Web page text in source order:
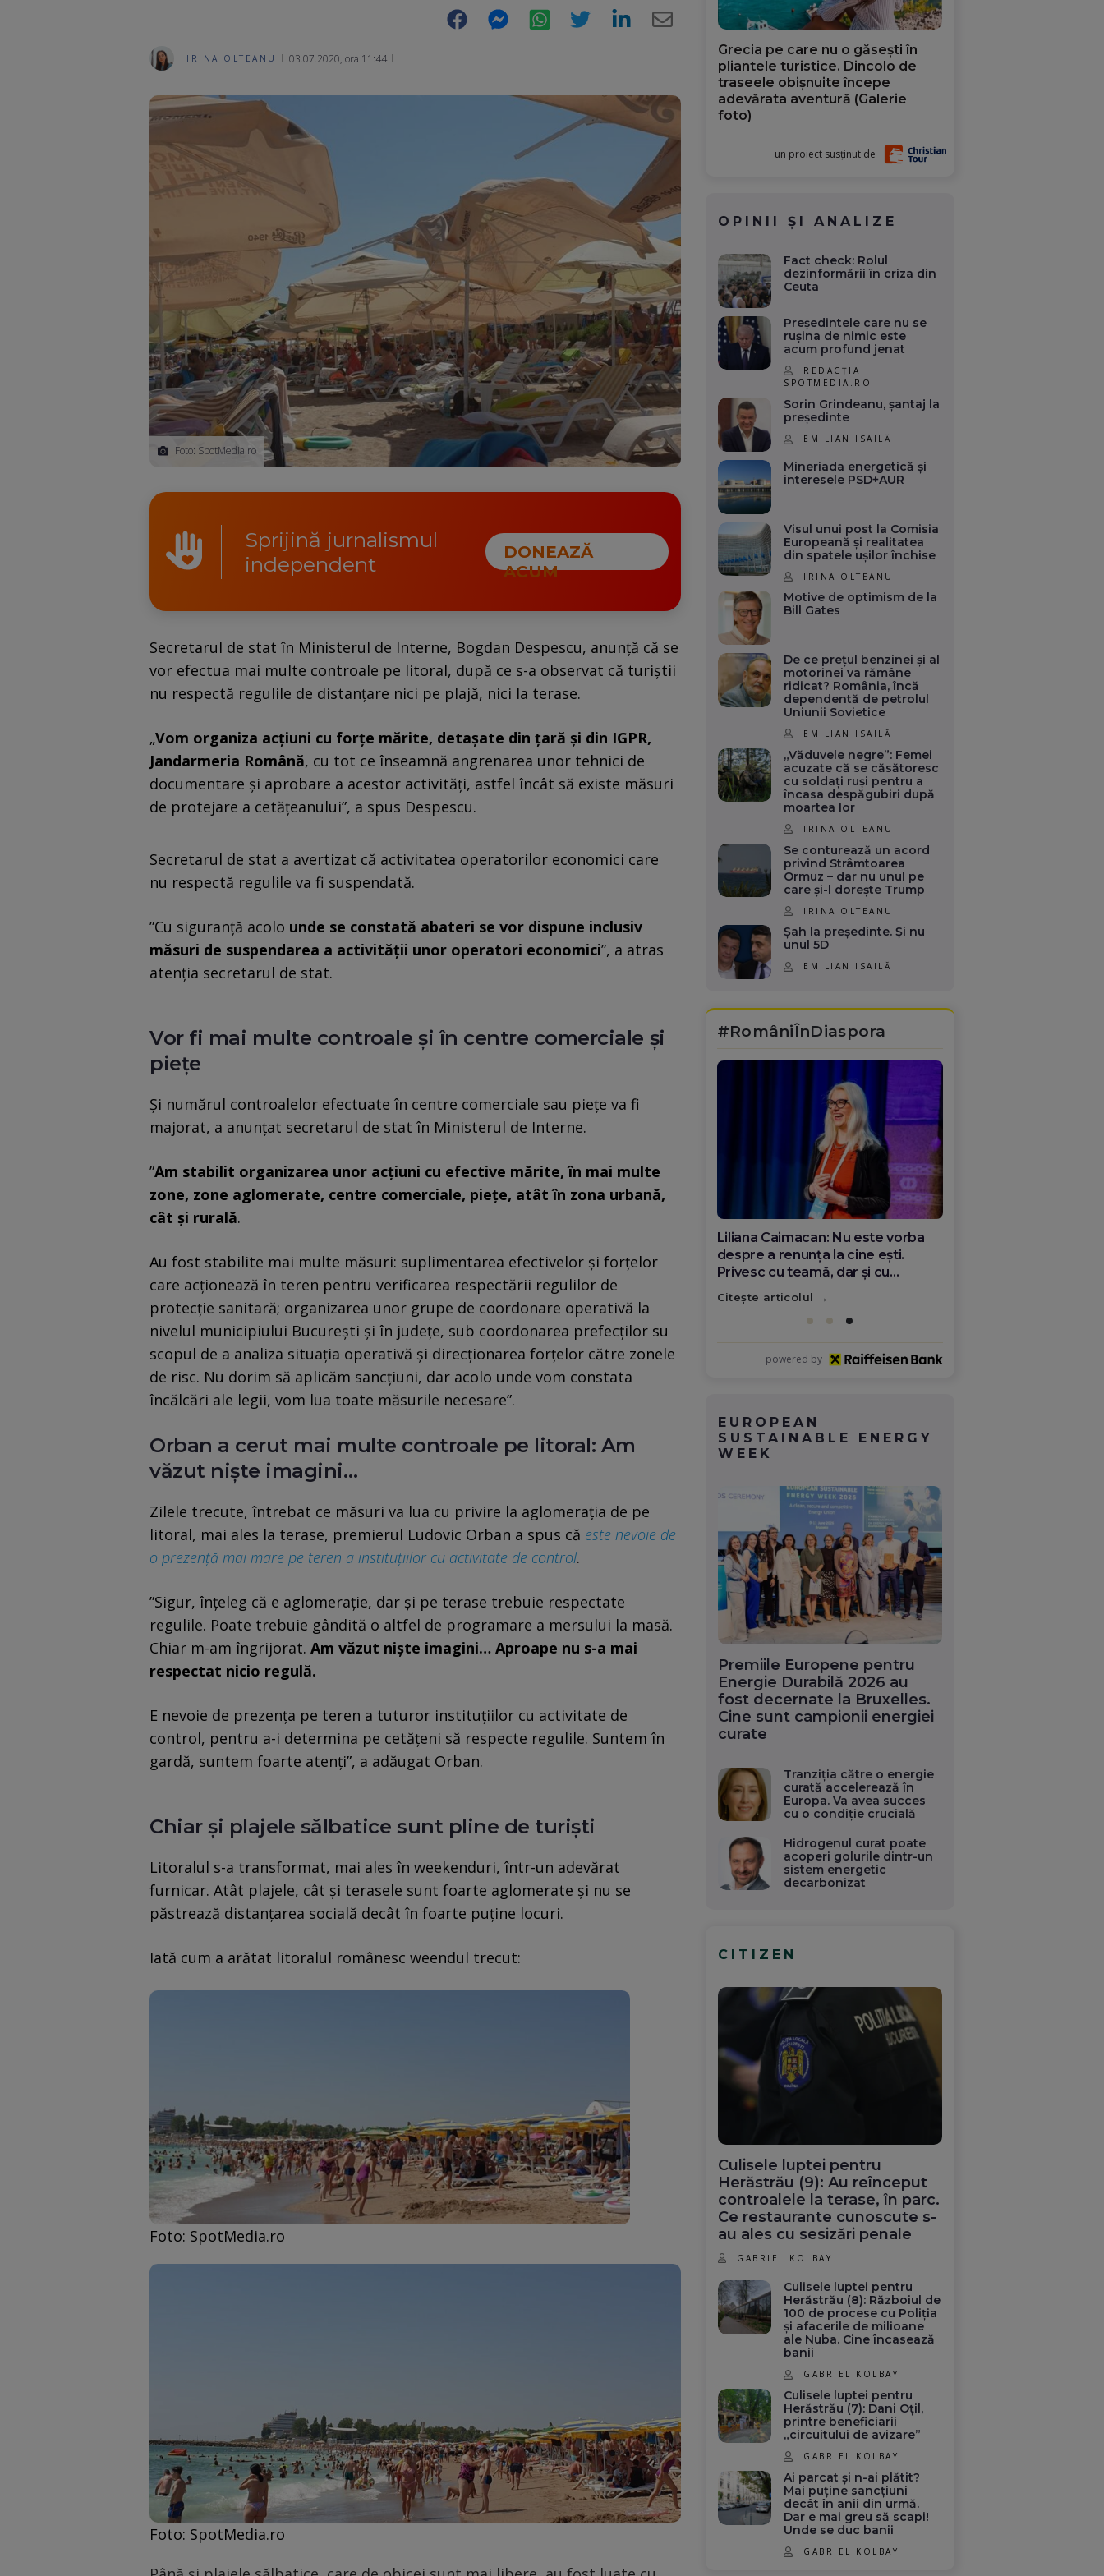
Facebook Messenger WhatsApp Twitter LinkedIn
IRINA OLTEANU 03.07.2020, ora 11:44
Foto: SpotMedia.ro
Sprijină jurnalismul
independent
DONEAZĂ
ACUM
Secretarul de stat în Ministerul de Interne, Bogdan Despescu, anunță că se
vor efectua mai multe controale pe litoral, după ce s-a observat că turiștii
nu respectă regulile de distanțare nici pe plajă, nici la terase.
„Vom organiza acţiuni cu forţe mărite, detaşate din ţară şi din IGPR,
Jandarmeria Română, cu tot ce înseamnă angrenarea unor tehnici de
documentare şi aprobare a acestor activităţi, astfel încât să existe măsuri
de protejare a cetăţeanului”, a spus Despescu.
Secretarul de stat a avertizat că activitatea operatorilor economici care
nu respectă regulile va fi suspendată.
”Cu siguranță acolo unde se constată abateri se vor dispune inclusiv
măsuri de suspendarea a activității unor operatori economici”, a atras
atenția secretarul de stat.
Vor fi mai multe controale și în centre comerciale și
piețe
Și numărul controalelor efectuate în centre comerciale sau piețe va fi
majorat, a anunțat secretarul de stat în Ministerul de Interne.
”Am stabilit organizarea unor acţiuni cu efective mărite, în mai multe
zone, zone aglomerate, centre comerciale, pieţe, atât în zona urbană,
cât şi rurală.
Au fost stabilite mai multe măsuri: suplimentarea efectivelor şi forţelor
care acţionează în teren pentru verificarea respectării regulilor de
protecţie sanitară; organizarea unor grupe de coordonare operativă la
nivelul municipiului Bucureşti şi în judeţe, sub coordonarea prefecţilor su
scopul de a analiza situaţia operativă şi direcţionarea forţelor către zonele
de risc. Nu dorim să aplicăm sancţiuni, dar acolo unde vom constata
încălcări ale legii, vom lua toate măsurile necesare”.
Orban a cerut mai multe controale pe litoral: Am
văzut niște imagini…
Zilele trecute, întrebat ce măsuri va lua cu privire la aglomerația de pe
litoral, mai ales la terase, premierul Ludovic Orban a spus că este nevoie de
o prezență mai mare pe teren a instituțiilor cu activitate de control.
”Sigur, înțeleg că e aglomerație, dar și pe terase trebuie respectate
regulile. Poate trebuie gândită o altfel de programare a mersului la masă.
Chiar m-am îngrijorat. Am văzut niște imagini… Aproape nu s-a mai
respectat nicio regulă.
E nevoie de prezența pe teren a tuturor instituțiilor cu activitate de
control, pentru a-i determina pe cetățeni să respecte regulile. Suntem în
gardă, suntem foarte atenți”, a adăugat Orban.
Chiar și plajele sălbatice sunt pline de turiști
Litoralul s-a transformat, mai ales în weekenduri, într-un adevărat
furnicar. Atât plajele, cât și terasele sunt foarte aglomerate și nu se
păstrează distanțarea socială decât în foarte puține locuri.
Iată cum a arătat litoralul românesc weendul trecut:
Foto: SpotMedia.ro
Foto: SpotMedia.ro
Grecia pe care nu o găsești în
pliantele turistice. Dincolo de
traseele obișnuite începe
adevărata aventură (Galerie
foto)
un proiect susținut de
OPINII ȘI ANALIZE
Fact check: Rolul
dezinformării în criza din
Ceuta
Președintele care nu se
rușina de nimic este
acum profund jenat
REDACȚIA
SPOTMEDIA.RO
Sorin Grindeanu, șantaj la
președinte
EMILIAN ISAILĂ
Mineriada energetică și
interesele PSD+AUR
Visul unui post la Comisia
Europeană și realitatea
din spatele ușilor închise
IRINA OLTEANU
Motive de optimism de la
Bill Gates
De ce prețul benzinei și al
motorinei va rămâne
ridicat? România, încă
dependentă de petrolul
Uniunii Sovietice
EMILIAN ISAILĂ
„Văduvele negre”: Femei
acuzate că se căsătoresc
cu soldați ruși pentru a
încasa despăgubiri după
moartea lor
IRINA OLTEANU
Se conturează un acord
privind Strâmtoarea
Ormuz – dar nu unul pe
care și-l dorește Trump
IRINA OLTEANU
Șah la președinte. Și nu
unul 5D
EMILIAN ISAILĂ
#RomâniÎnDiaspora
Diana Olar, românca de la Google
care demonstrează că diaspora
poate schimba România
Citește articolul
powered by
EUROPEAN
SUSTAINABLE ENERGY
WEEK
Premiile Europene pentru
Energie Durabilă 2026 au
fost decernate la Bruxelles.
Cine sunt campionii energiei
curate
Tranziția către o energie
curată accelerează în
Europa. Va avea succes
cu o condiție crucială
Hidrogenul curat poate
acoperi golurile dintr-un
sistem energetic
decarbonizat
CITIZEN
Culisele luptei pentru
Herăstrău (9): Au reînceput
controalele la terase, în parc.
Ce restaurante cunoscute s-
au ales cu sesizări penale
GABRIEL KOLBAY
Culisele luptei pentru
Herăstrău (8): Războiul de
100 de procese cu Poliția
și afacerile de milioane
ale Nuba. Cine încasează
banii
GABRIEL KOLBAY
Culisele luptei pentru
Herăstrău (7): Dani Oțil,
printre beneficiarii
„circuitului de avizare”
GABRIEL KOLBAY
Ai parcat și n-ai plătit?
Mai puține sancțiuni
decât în anii din urmă.
Dar e mai greu să scapi!
Unde se duc banii
GABRIEL KOLBAY